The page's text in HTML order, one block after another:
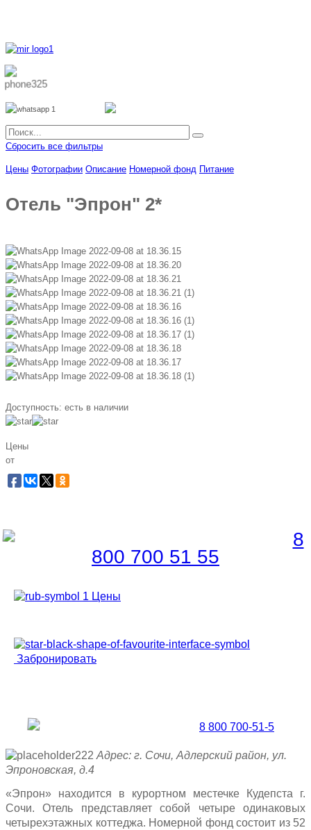
8 962 888 51 55
Сбросить все фильтры
Цены Фотографии Описание Номерной фонд Питание
Отель "Эпрон" 2*
Доступность: есть в наличии
Цены
от
8
800 700 51 55
Цены
Забронировать
8 800 700-51-5
Адрес: г. Сочи, Адлерский район, ул.
Эпроновская, д.4
«Эпрон» находится в курортном местечке Кудепста г.
Сочи. Отель представляет собой четыре одинаковых
четырехэтажных коттеджа. Номерной фонд состоит из 52